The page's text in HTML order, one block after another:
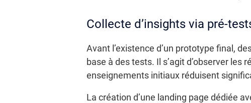
Collecte d’insights via pré-
Avant l’existence d’un prototype final,
base à des tests. Il s’agit d’observer
enseignements initiaux réduisent
La création d’une landing page dédiée